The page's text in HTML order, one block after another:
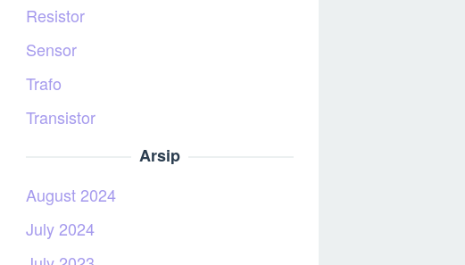
Resistor
Sensor
Trafo
Transistor
Arsip
August 2024
July 2024